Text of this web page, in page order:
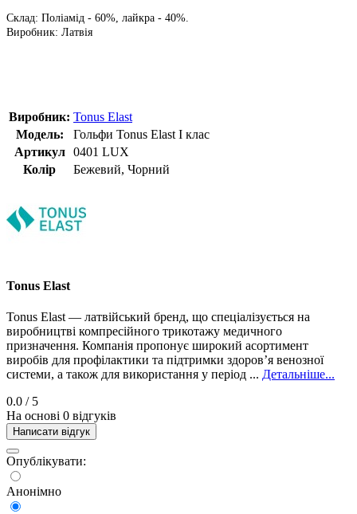
Склад: Поліамід - 60%, лайкра - 40%.
Виробник: Латвія
Виробник: Tonus Elast
Модель:
Гольфи Tonus Elast I клас
Артикул
0401 LUX
Колір
Бежевий, Чорний
Tonus Elast
Tonus Elast — латвійський бренд, що спеціалізується на
виробництві компресійного трикотажу медичного
призначення. Компанія пропонує широкий асортимент
виробів для профілактики та підтримки здоров’я венозної
системи, а також для використання у період ... Детальніше...
0.0 / 5
На основі 0 відгуків
Написати відгук
Опублікувати:
Анонімно